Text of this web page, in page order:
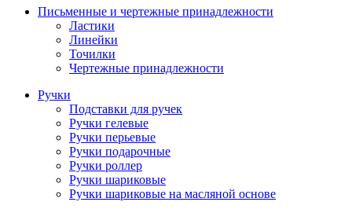
Письменные и чертежные принадлежности
Ластики
Линейки
Точилки
Чертежные принадлежности
Ручки
Подставки для ручек
Ручки гелевые
Ручки перьевые
Ручки подарочные
Ручки роллер
Ручки шариковые
Ручки шариковые на масляной основе